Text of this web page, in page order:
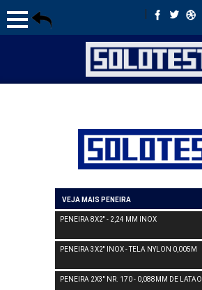
|
VEJA MAIS PENEIRA
PENEIRA 8X2'' - 2,24 MM INOX
PENEIRA 3X2'' INOX - TELA NYLON 0,005M
PENEIRA 2X3'' NR. 170 - 0,088MM DE LATAO